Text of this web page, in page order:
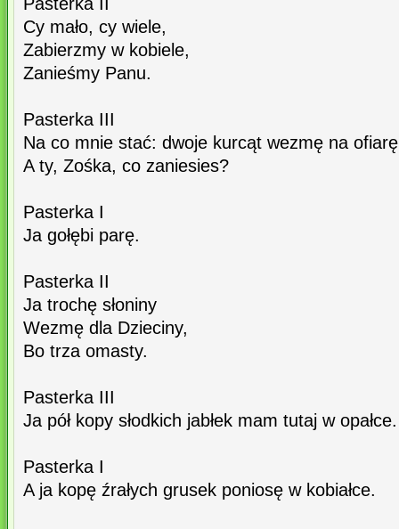
Cy mało, cy wiele,
Zabierzmy w kobiele,
Zanieśmy Panu.
Pasterka III
Na co mnie stać: dwoje kurcąt wezmę na
A ty, Zośka, co zaniesies?
Pasterka I
Ja gołębi parę.
Pasterka II
Ja trochę słoniny
Wezmę dla Dzieciny,
Bo trza omasty.
Pasterka III
Ja pół kopy słodkich jabłek mam tutaj w opałce.
Pasterka I
A ja kopę źrałych grusek poniosę w kobiałce.